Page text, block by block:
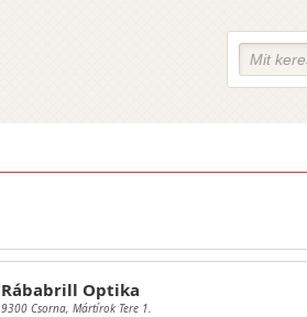
Rábabrill Optika
9300 Csorna, Mártírok Tere 1.